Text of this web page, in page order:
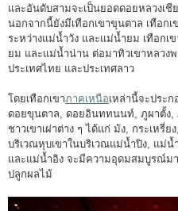
และอันดับสามจะเป็นยอดดอยหลวงเชี
นอกจากนี้ยังมีเทือกเขาขุนตาล เทือก
ระหว่างแม่น้ำวัง และแม่น้ำยม เทือกเ
ยม และแม่น้ำน่าน ต่อมาทิวเขาหลวงพ
ประเทศไทย และประเทศลาว
โดยเทือกเขาภาคเหนือเหล่านี้จะประ
ดอยขุนตาล, ดอยอินททนนท์, ภูผาตั้ง,
ชาวเขาเผ่าต่าง ๆ ได้แก่ ม้ง, กระเหรี่
บริเวณหุบเขาในบริเวณแม่น้ำปิง, แม่
และแม่น้ำอิง จะมีความอุดมสมบูรณ์ม
ปลูกผลไม้